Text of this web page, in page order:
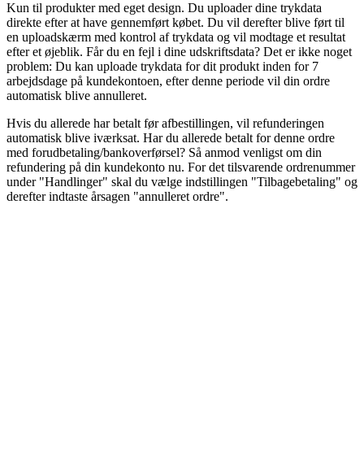
Kun til produkter med eget design. Du uploader dine trykdata
direkte efter at have gennemført købet. Du vil derefter blive ført til
en uploadskærm med kontrol af trykdata og vil modtage et resultat
efter et øjeblik. Får du en fejl i dine udskriftsdata? Det er ikke noget
problem: Du kan uploade trykdata for dit produkt inden for 7
arbejdsdage på kundekontoen, efter denne periode vil din ordre
automatisk blive annulleret.
Hvis du allerede har betalt før afbestillingen, vil refunderingen
automatisk blive iværksat. Har du allerede betalt for denne ordre
med forudbetaling/bankoverførsel? Så anmod venligst om din
refundering på din kundekonto nu. For det tilsvarende ordrenummer
under "Handlinger" skal du vælge indstillingen "Tilbagebetaling" og
derefter indtaste årsagen "annulleret ordre".